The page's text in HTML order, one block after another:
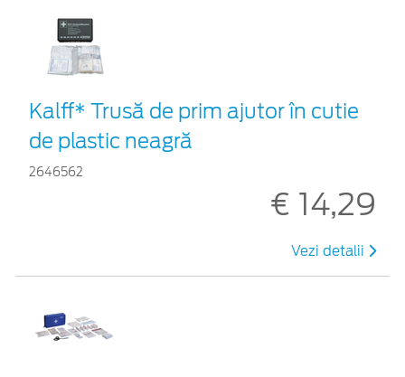
Kalff* Trusă de prim ajutor în cutie
de plastic neagră
2646562
€ 14,29
Vezi detalii